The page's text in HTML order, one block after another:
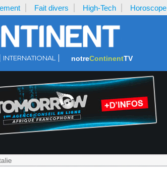
Fait divers High-Tech Horoscope
INTERNATIONAL notreContinentTV